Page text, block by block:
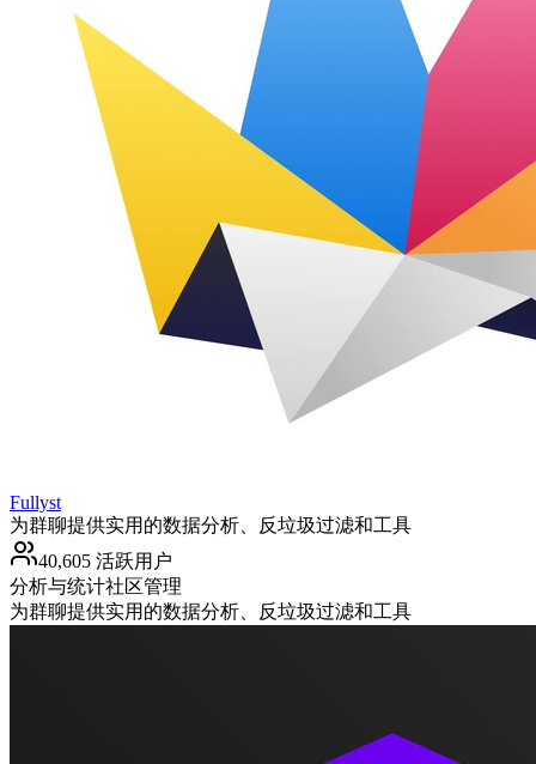
Fullyst
为群聊提供实用的数据分析、反垃圾过滤和工具
40,605 活跃用户
分析与统计社区管理
为群聊提供实用的数据分析、反垃圾过滤和工具